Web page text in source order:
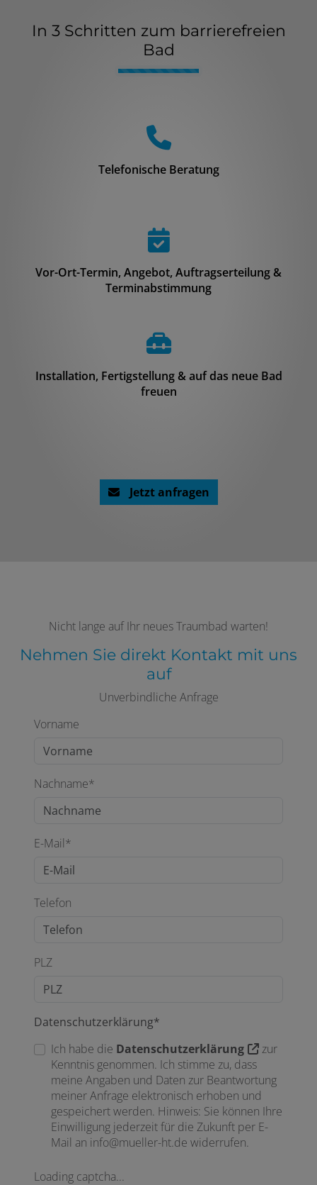
In 3 Schritten zum barrierefreien
Bad
Telefonische Beratung
Vor-Ort-Termin, Angebot, Auftragserteilung &
Terminabstimmung
Installation, Fertigstellung & auf das neue Bad
freuen
Jetzt anfragen
Nicht lange auf Ihr neues Traumbad warten!
Nehmen Sie direkt Kontakt mit uns
auf
Unverbindliche Anfrage
Vorname
Nachname*
E-Mail*
Telefon
PLZ
Datenschutzerklärung*
Ich habe die Datenschutzerklärung
zur
Kenntnis genommen. Ich stimme zu, dass
meine Angaben und Daten zur Beantwortung
meiner Anfrage elektronisch erhoben und
gespeichert werden. Hinweis: Sie können Ihre
Einwilligung jederzeit für die Zukunft per E-
Mail an info@mueller-ht.de widerrufen.
Loading captcha...